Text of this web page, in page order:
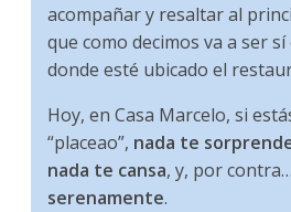
acompañar y resaltar al
que como decimos va a ser
donde esté ubicado el
Hoy, en Casa Marcelo, si
“placeao”, nada te
nada te cansa, y, por
serenamente.